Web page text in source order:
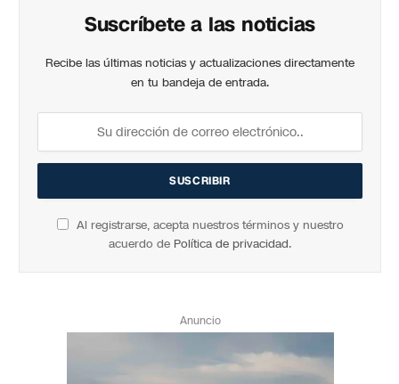
Suscríbete a las noticias
Recibe las últimas noticias y actualizaciones directamente
en tu bandeja de entrada.
Al registrarse, acepta nuestros términos y nuestro
acuerdo de Política de privacidad.
Anuncio